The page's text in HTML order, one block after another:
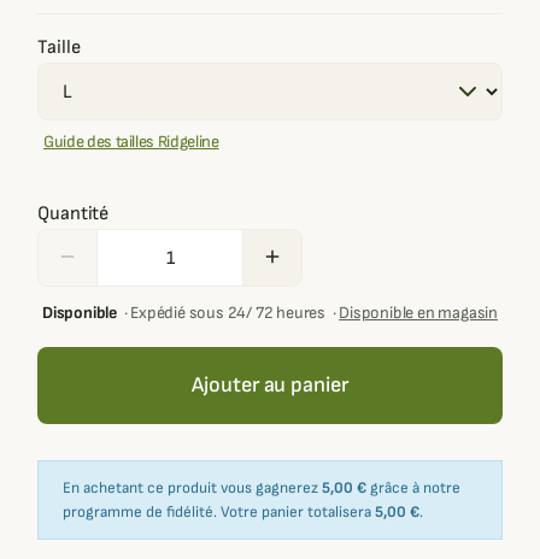
Taille
Guide des tailles Ridgeline
Quantité
remove add
Disponible·Expédié sous 24/ 72 heures ·Disponible en magasin
Ajouter au panier
En achetant ce produit vous gagnerez5,00 € grâce à notre
programme de fidélité. Votre panier totalisera5,00 €.